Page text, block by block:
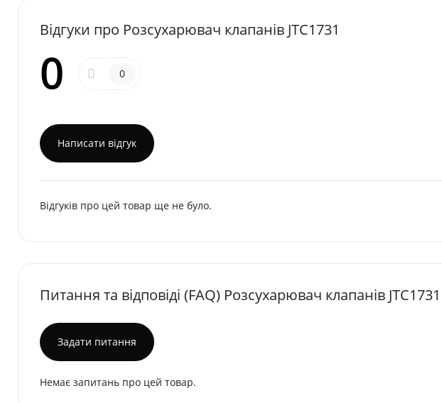
Відгуки про Розсухарювач клапанів JTC1731
0 0
Написати відгук
Відгуків про цей товар ще не було.
Питання та відповіді (FAQ) Розсухарювач клапанів JTC1731
Задати питання
Немає запитань про цей товар.